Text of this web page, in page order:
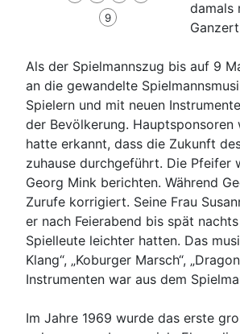
9
damals
Als der Spielmannszug bis auf 9
an die gewandelte
Spielern und mit neuen
der Bevölkerung.
hatte erkannt, dass die Zukunft
zuhause durchgeführt. Die Pfeifer
Georg Mink berichten. Während
Zurufe korrigiert. Seine Frau
er nach Feierabend bis spät
Spielleute leichter hatten. Das
Klang“, „Koburger Marsch“,
Instrumenten war aus dem
Im Jahre 1969 wurde das erste